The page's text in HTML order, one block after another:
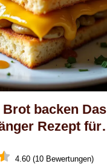
backen Das
Rezept für
4.60 (10 Bewertungen)